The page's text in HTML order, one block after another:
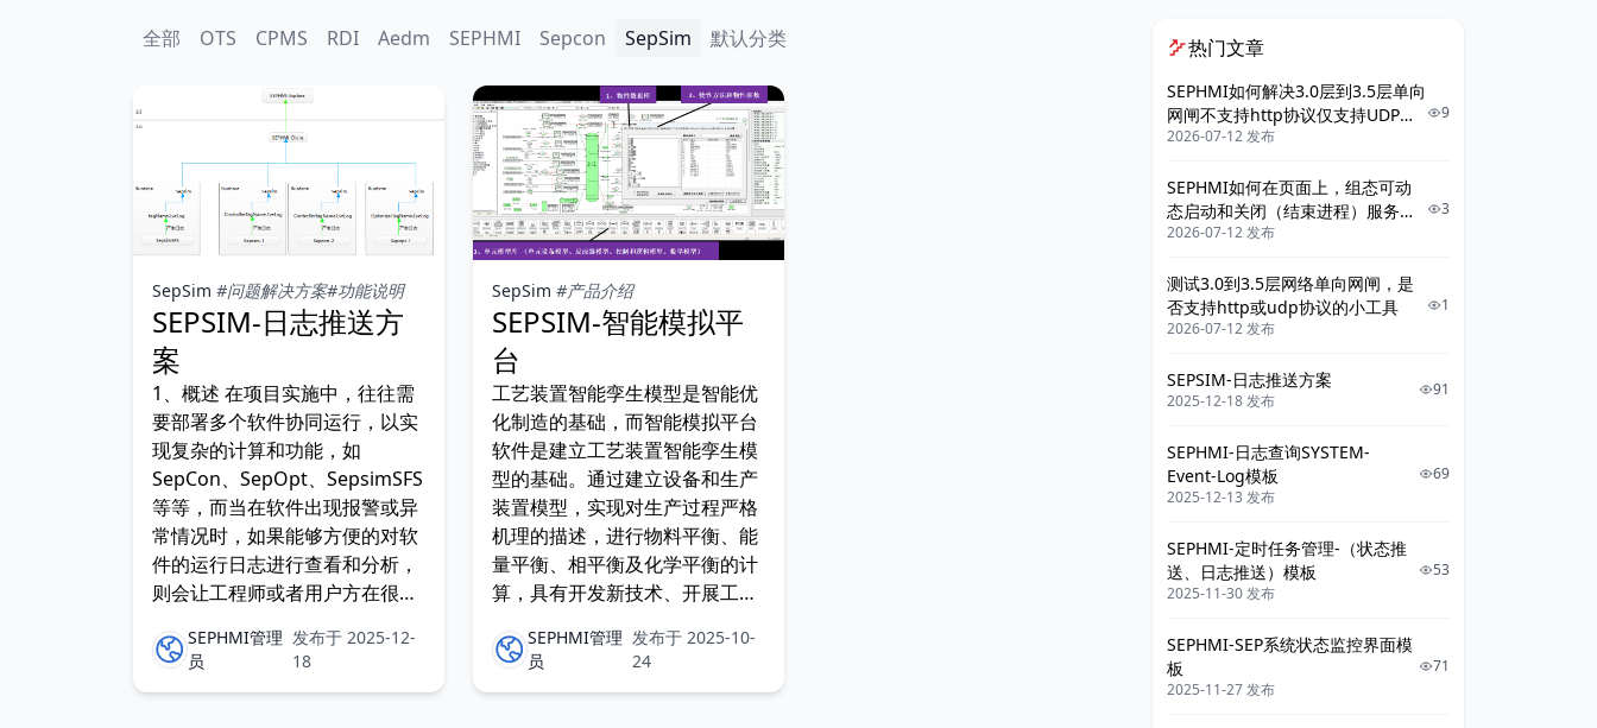
全部 OTS CPMS RDI Aedm SEPHMI Sepcon SepSim 默认分类
SepSim #问题解决方案#功能说明
SEPSIM-日志推送方
案
1、概述 在项目实施中，往往需
要部署多个软件协同运行，以实
现复杂的计算和功能，如
SepCon、SepOpt、SepsimSFS
等等，而当在软件出现报警或异
常情况时，如果能够方便的对软
件的运行日志进行查看和分析，
则会让工程师或者用户方在很大
或者范围，日志通常是软件运维
所必要
SEPHMI管理
员
发布于 2025-12-
18
SepSim #产品介绍
SEPSIM-智能模拟平
台
工艺装置智能孪生模型是智能优
化制造的基础，而智能模拟平台
软件是建立工艺装置智能孪生模
型的基础。通过建立设备和生产
装置模型，实现对生产过程严格
机理的描述，进行物料平衡、能
量平衡、相平衡及化学平衡的计
算，具有开发新技术、开展工程
工艺装置进行稳态和动态建模。
北京赛普泰克公司使
SEPHMI管理
员
发布于 2025-10-
24
热门文章
SEPHMI如何解决3.0层到3.5层单向
网闸不支持http协议仅支持UDP协
议的问题？
2026-07-12 发布
9
SEPHMI如何在页面上，组态可动
态启动和关闭（结束进程）服务器
上的Sepsim等软件的功能？
2026-07-12 发布
3
测试3.0到3.5层网络单向网闸，是
否支持http或udp协议的小工具
2026-07-12 发布
1
SEPSIM-日志推送方案
2025-12-18 发布
91
SEPHMI-日志查询SYSTEM-
Event-Log模板
2025-12-13 发布
69
SEPHMI-定时任务管理-（状态推
送、日志推送）模板
2025-11-30 发布
53
SEPHMI-SEP系统状态监控界面模
板
2025-11-27 发布
71